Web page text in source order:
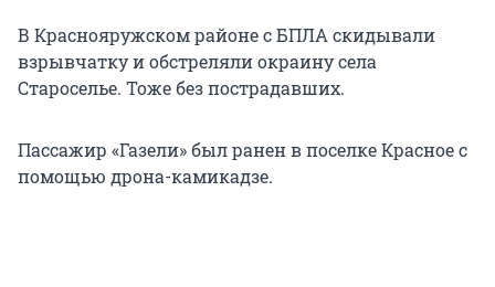
В Краснояружском районе с БПЛА скидывали
взрывчатку и обстреляли окраину села
Староселье. Тоже без пострадавших.
Пассажир «Газели» был ранен в поселке Красное с
помощью дрона-камикадзе.